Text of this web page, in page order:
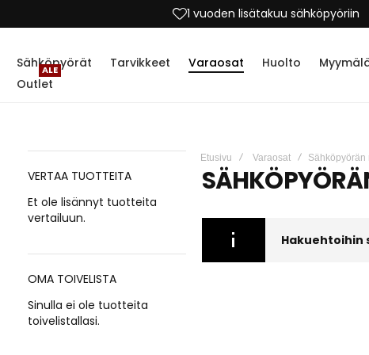
1 vuoden lisätakuu sähköpyöriin
Sähköpyörät Tarvikkeet Varaosat Huolto
Outlet
ALE
Etusivu Varaosat Sähköpyörän
Hakuehtoihin
VERTAA TUOTTEITA
Et ole lisännyt tuotteita
vertailuun.
OMA TOIVELISTA
Sinulla ei ole tuotteita
toivelistallasi.